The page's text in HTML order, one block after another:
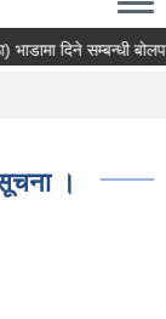
दिने सम्बन्धी
।